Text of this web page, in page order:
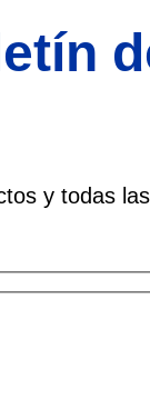
y todas